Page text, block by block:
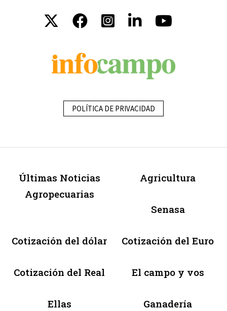
POLÍTICA DE PRIVACIDAD
Últimas Noticias
Agropecuarias
Agricultura
Senasa
Cotización del dólar Cotización del Euro
Cotización del Real El campo y vos
Ellas Ganadería